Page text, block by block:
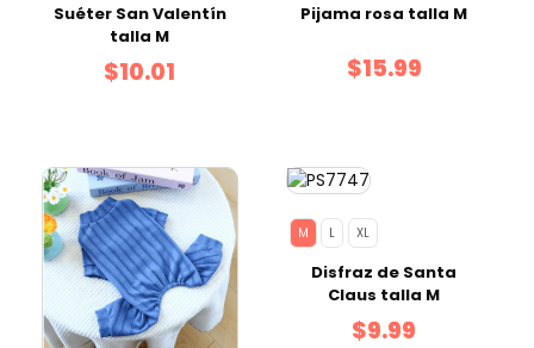
Suéter San Valentín
talla M
$10.01
Pijama rosa talla M
$15.99
M L XL
Disfraz de Santa
Claus talla M
$9.99